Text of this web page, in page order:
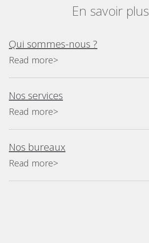
En savoir plus
Qui sommes-nous ?
Read more>
Nos services
Read more>
Nos bureaux
Read more>